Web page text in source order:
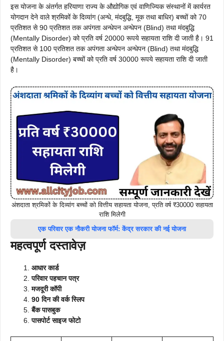
इस योजना के अंतर्गत हरियाणा राज्य के औद्योगिक एवं वाणिज्यिक संस्थानों में कार्यरत
योगदान देने वाले श्रमिकों के दिव्यांग (अन्धे, मंदबुद्धि, मूक तथा बाधिर) बच्चों को 70
प्रतिशत से 90 प्रतिशत तक अपंगता अन्धेपन अन्धेपन (Blind) तथा मंदबुद्धि
(Mentally Disorder) को प्रति वर्ष 20000 रूपये सहायता राशि दी जाती है। 91
प्रतिशत से 100 प्रतिशत तक अपंगता अन्धेपन अन्धेपन (Blind) तथा मंदबुद्धि
(Mentally Disorder) बच्चों को प्रति वर्ष 30000 रूपये सहायता राशि दी जाती
है।
अंशदाता श्रमिकों के दिव्यांग बच्चों को वित्तीय सहायता योजना, प्रति वर्ष ₹30000 सहायता
राशि मिलेगी
एक परिवार एक नौकरी योजना फॉर्म: केंद्र सरकार की नई योजना
महत्वपूर्ण दस्तावेज़
आधार कार्ड
परिवार पहचान पत्र
मजदूरी कॉपी
90 दिन की वर्क स्लिप
बैंक पासबुक
पासपोर्ट साइज फोटो